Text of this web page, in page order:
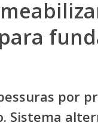
por
Sistema